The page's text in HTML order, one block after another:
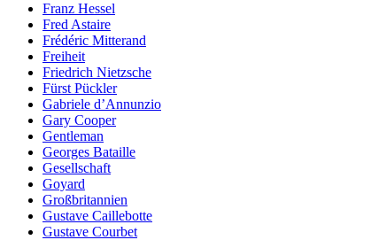
Franz Hessel
Fred Astaire
Frédéric Mitterand
Freiheit
Friedrich Nietzsche
Fürst Pückler
Gabriele d’Annunzio
Gary Cooper
Gentleman
Georges Bataille
Gesellschaft
Goyard
Großbritannien
Gustave Caillebotte
Gustave Courbet